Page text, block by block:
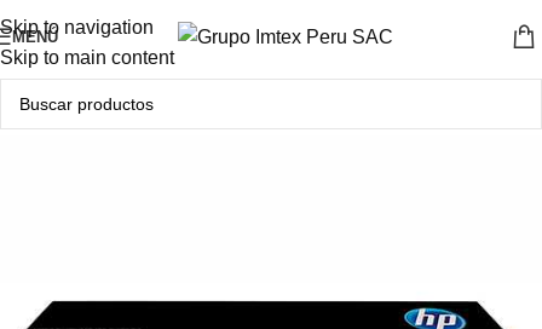
Skip to navigation
Skip to main content
MENÚ
En Oferta